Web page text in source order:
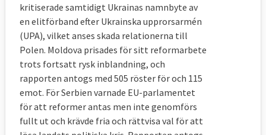
kritiserade samtidigt Ukrainas namnbyte av
en elitförband efter Ukrainska upprorsarmén
(UPA), vilket anses skada relationerna till
Polen. Moldova prisades för sitt reformarbete
trots fortsatt rysk inblandning, och
rapporten antogs med 505 röster för och 115
emot. För Serbien varnade EU-parlamentet
för att reformer antas men inte genomförs
fullt ut och krävde fria och rättvisa val för att